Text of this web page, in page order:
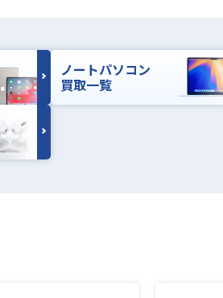
ノートパソコン
買取一覧